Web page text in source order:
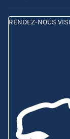
RENDEZ-NOUS